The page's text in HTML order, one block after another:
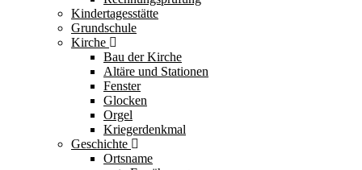
Kindertagesstätte
Grundschule
Kirche
Bau der Kirche
Altäre und Stationen
Fenster
Glocken
Orgel
Kriegerdenkmal
Geschichte
Ortsname